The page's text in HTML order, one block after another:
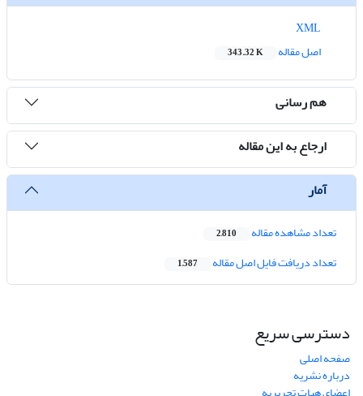
اصل مقاله
343.32 K
هم رسانی
ارجاع به این مقاله
آمار
تعداد مشاهده مقاله 2,810
تعداد دریافت فایل اصل مقاله 1,587
دسترسی سریع
صفحه اصلی
درباره نشریه